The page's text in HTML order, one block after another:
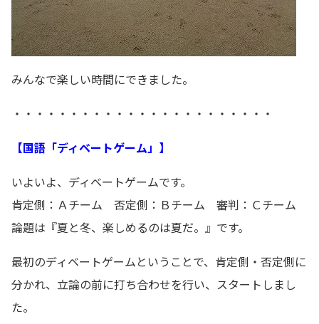
みんなで楽しい時間にできました。
・・・・・・・・・・・・・・・・・・・・・・・
【国語「ディベートゲーム」】
いよいよ、ディベートゲームです。
肯定側：Ａチーム 否定側：Ｂチーム 審判：Ｃチーム
論題は『夏と冬、楽しめるのは夏だ。』です。
最初のディベートゲームということで、肯定側・否定側に
分かれ、立論の前に打ち合わせを行い、スタートしまし
た。